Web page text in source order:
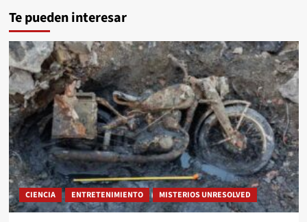
Te pueden interesar
CIENCIA ENTRETENIMIENTO MISTERIOS UNRESOLVED